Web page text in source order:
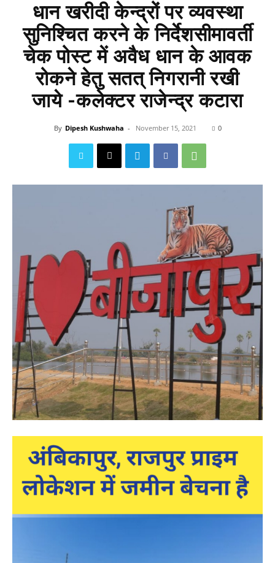
धान खरीदी केन्द्रों पर व्यवस्था
सुनिश्चित करने के निर्देशसीमावर्ती
चेक पोस्ट में अवैध धान के आवक
रोकने हेतु सतत् निगरानी रखी
जाये -कलेक्टर राजेन्द्र कटारा
By Dipesh Kushwaha - November 15, 2021 0